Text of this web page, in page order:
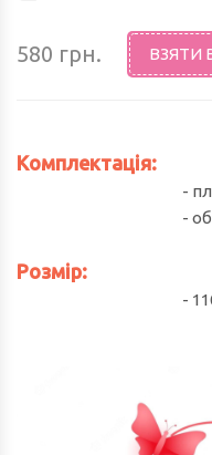
580 грн. ВЗЯТИ
Комплектація:
-
-
Розмір:
-